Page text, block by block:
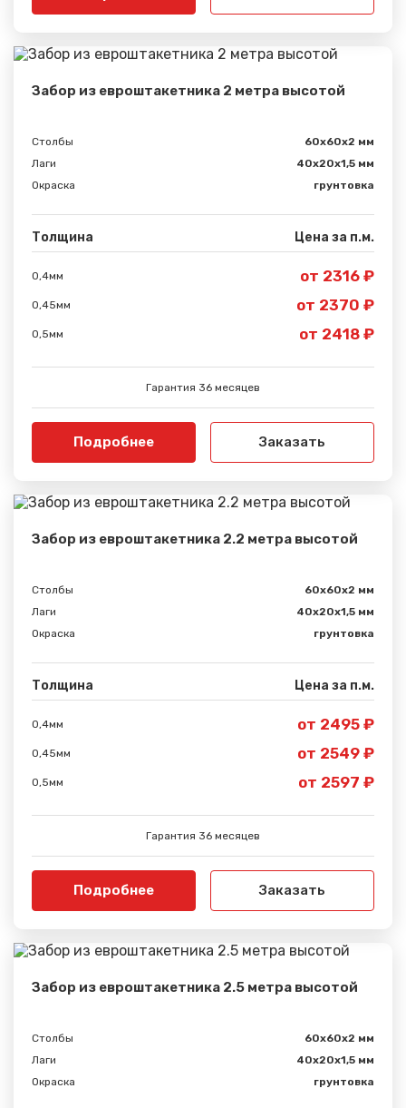
Забор из евроштакетника 2 метра высотой
Столбы
60х60х2 мм
Лаги
40х20х1,5 мм
Окраска
грунтовка
Толщина Цена за п.м.
0,4мм от 2316 ₽
0,45мм от 2370 ₽
0,5мм от 2418 ₽
Гарантия 36 месяцев
Подробнее Заказать
Забор из евроштакетника 2.2 метра высотой
Столбы
60х60х2 мм
Лаги
40х20х1,5 мм
Окраска
грунтовка
Толщина Цена за п.м.
0,4мм от 2495 ₽
0,45мм от 2549 ₽
0,5мм от 2597 ₽
Гарантия 36 месяцев
Подробнее Заказать
Забор из евроштакетника 2.5 метра высотой
Столбы
60х60х2 мм
Лаги
40х20х1,5 мм
Окраска
грунтовка
Сообщение успешно
Спасибо за обращение, наш специалист свяжется с